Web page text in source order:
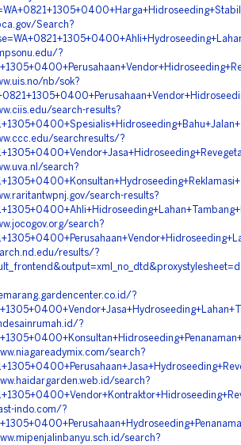
Search?
?
nb/sok?
search-results?
searchresults/?
search?
search-results?
search?
results/?
?
?
search?
search?
indo.com/?
search?